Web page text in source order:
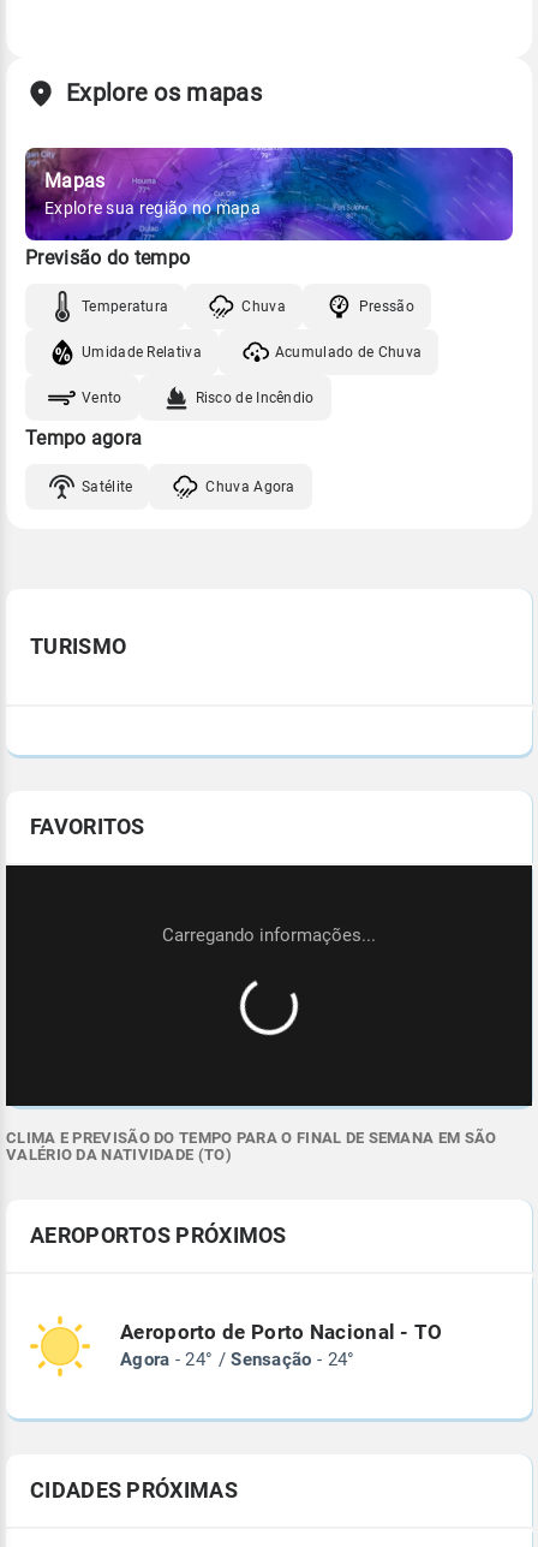
Explore os mapas
Mapas
Explore sua região no mapa
Previsão do tempo
Temperatura Chuva Pressão
Umidade Relativa Acumulado de Chuva
Vento Risco de Incêndio
Tempo agora
Satélite Chuva Agora
TURISMO
FAVORITOS
CLIMA E PREVISÃO DO TEMPO PARA O FINAL DE SEMANA EM SÃO
VALÉRIO DA NATIVIDADE (TO)
AEROPORTOS PRÓXIMOS
Aeroporto de Porto Nacional - TO
Agora - 24° /Sensação - 24°
CIDADES PRÓXIMAS